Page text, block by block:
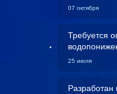
07 октября
Требуется
25 июля